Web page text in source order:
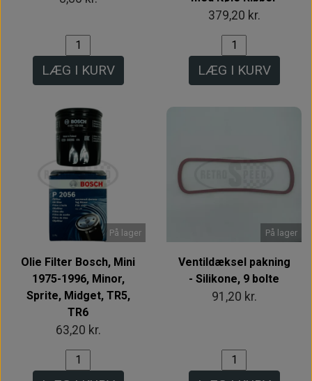
LÆG I KURV
379,20 kr.
LÆG I KURV
På lager
Olie Filter Bosch, Mini
1975-1996, Minor,
Sprite, Midget, TR5,
TR6
63,20 kr.
På lager
Ventildæksel pakning
- Silikone, 9 bolte
91,20 kr.